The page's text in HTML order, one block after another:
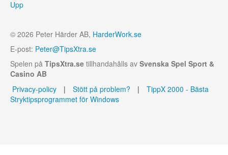
Upp
© 2026 Peter Härder AB, HarderWork.se
E-post: Peter@TipsXtra.se
Spelen på TipsXtra.se tillhandahålls av Svenska Spel Sport &
Casino AB
Privacy-policy
| Stött på problem? |
TippX 2000 - Bästa
Stryktipsprogrammet för Windows